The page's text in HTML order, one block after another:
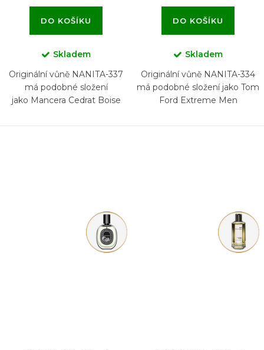
DO KOŠÍKU
Skladem
Originální vůně NANITA-337
má podobné složení
jako Mancera Cedrat Boise
DO KOŠÍKU
Skladem
Originální vůně NANITA-334
má podobné složení jako Tom
Ford Extreme Men